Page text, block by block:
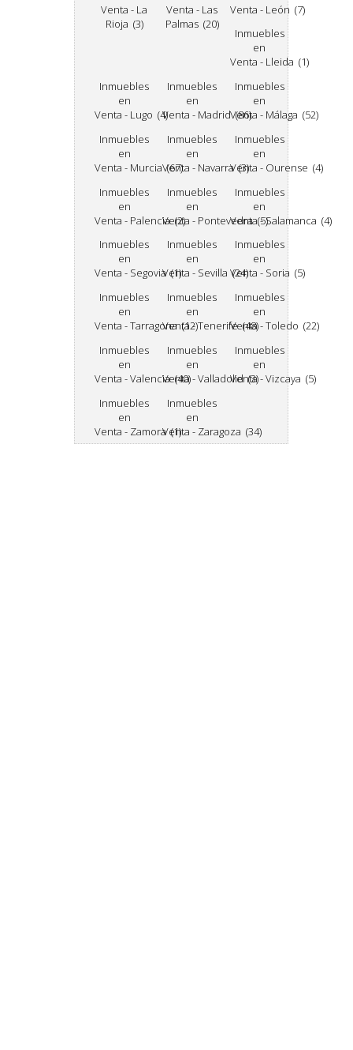
Venta - La
Rioja (3)
Venta - Las
Palmas (20)
Venta - León (7)
Inmuebles
en
Venta - Lleida (1)
Inmuebles
en
Venta - Lugo (4)
Inmuebles
en
Venta - Madrid (86)
Inmuebles
en
Venta - Málaga (52)
Inmuebles
en
Venta - Murcia (67)
Inmuebles
en
Venta - Navarra (3)
Inmuebles
en
Venta - Ourense (4)
Inmuebles
en
Venta - Palencia (2)
Inmuebles
en
Venta - Pontevedra (5)
Inmuebles
en
Venta - Salamanca (4)
Inmuebles
en
Venta - Segovia (1)
Inmuebles
en
Venta - Sevilla (24)
Inmuebles
en
Venta - Soria (5)
Inmuebles
en
Venta - Tarragona (12)
Inmuebles
en
Venta - Tenerife (48)
Inmuebles
en
Venta - Toledo (22)
Inmuebles
en
Venta - Valencia (40)
Inmuebles
en
Venta - Valladolid (3)
Inmuebles
en
Venta - Vizcaya (5)
Inmuebles
en
Venta - Zamora (1)
Inmuebles
en
Venta - Zaragoza (34)